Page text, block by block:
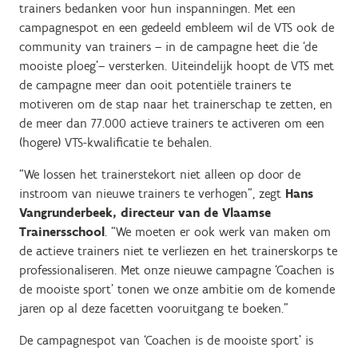
trainers bedanken voor hun inspanningen. Met een
campagnespot en een gedeeld embleem wil de VTS ook de
community van trainers – in de campagne heet die ‘de
mooiste ploeg’– versterken. Uiteindelijk hoopt de VTS met
de campagne meer dan ooit potentiële trainers te
motiveren om de stap naar het trainerschap te zetten, en
de meer dan 77.000 actieve trainers te activeren om een
(hogere) VTS-kwalificatie te behalen.
“We lossen het trainerstekort niet alleen op door de
instroom van nieuwe trainers te verhogen”, zegt Hans
Vangrunderbeek, directeur van de Vlaamse
Trainersschool. “We moeten er ook werk van maken om
de actieve trainers niet te verliezen en het trainerskorps te
professionaliseren. Met onze nieuwe campagne ‘Coachen is
de mooiste sport’ tonen we onze ambitie om de komende
jaren op al deze facetten vooruitgang te boeken.”
De campagnespot van ‘Coachen is de mooiste sport’ is